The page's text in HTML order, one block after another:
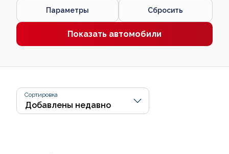
Параметры Сбросить
Показать автомобили
Сортировка